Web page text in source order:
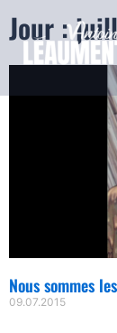
Jour :
Nous sommes
09.07.2015